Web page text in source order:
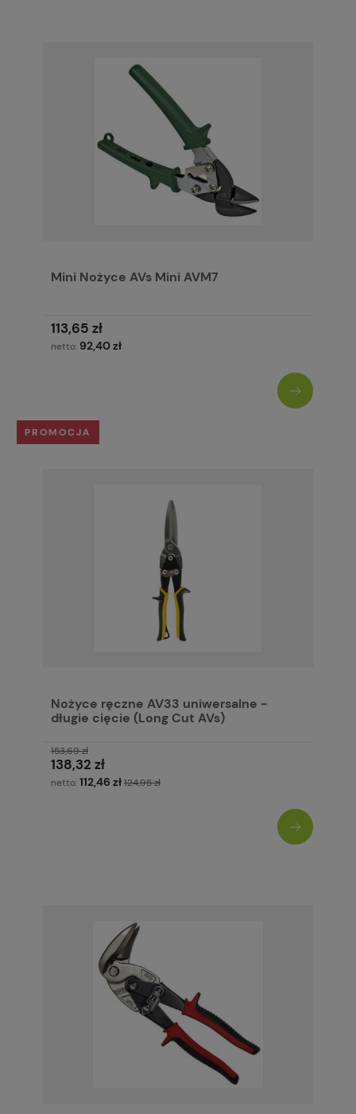
Mini Nożyce AVs Mini AVM7
113,65 zł
netto: 92,40 zł
Nożyce ręczne AV33 uniwersalne -
długie cięcie (Long Cut AVs)
138,32 zł
153,69 zł
netto:112,46 zł124,95 zł
PROMOCJA